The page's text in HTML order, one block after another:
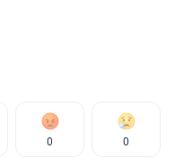
0 0